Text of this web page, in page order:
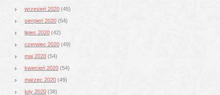
wrzesień 2020 (45)
sierpień 2020 (54)
lipiec 2020 (42)
czerwiec 2020 (49)
maj 2020 (54)
kwiecień 2020 (54)
marzec 2020 (49)
luty 2020 (38)